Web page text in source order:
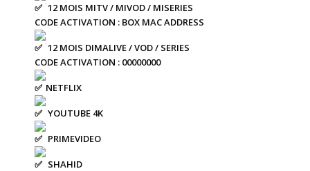
12 MOIS MITV / MIVOD / MISERIES
CODE ACTIVATION : BOX MAC ADDRESS
12 MOIS DIMALIVE / VOD / SERIES
CODE ACTIVATION : 00000000
NETFLIX
YOUTUBE 4K
PRIMEVIDEO
SHAHID